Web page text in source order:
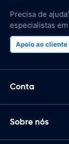
Precisa de
especialistas
Apoio ao cliente
Conta
Sobre nós